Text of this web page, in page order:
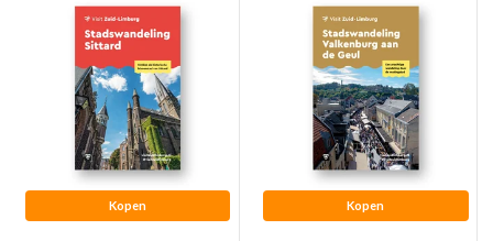
Kopen Kopen